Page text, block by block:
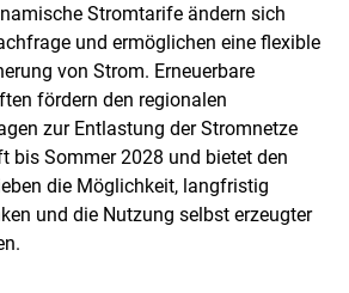
to main content
Stromtarife ändern sich
und ermöglichen eine flexible
von Strom. Erneuerbare
fördern den regionalen
zur Entlastung der Stromnetze
bis Sommer 2028 und bietet den
die Möglichkeit, langfristig
und die Nutzung selbst erzeugter